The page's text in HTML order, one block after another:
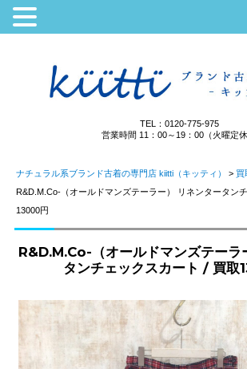
TEL：0120-775-975
営業時間 11：00～19：00（火曜定休
ナチュラル系ブランド古着の専門店 kiitti（キッティ） > 買
R&D.M.Co-（オールドマンズテーラー） リネンタータン
13000円
R&D.M.Co-（オールドマンズテーラ
タンチェックスカート / 買取